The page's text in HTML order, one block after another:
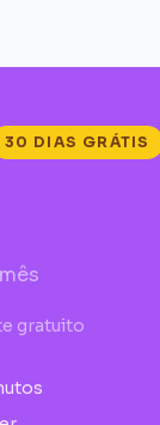
30 DIAS GRÁTIS
gratuito